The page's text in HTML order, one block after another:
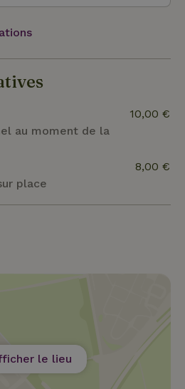
au moment de la
10,00 €
place
8,00 €
le lieu